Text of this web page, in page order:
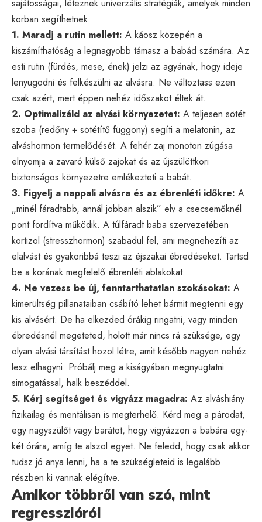
sajátosságai, léteznek univerzális stratégiák, amelyek minden
korban segíthetnek.
1. Maradj a rutin mellett: A káosz közepén a
kiszámíthatóság a legnagyobb támasz a babád számára. Az
esti rutin (fürdés, mese, ének) jelzi az agyának, hogy ideje
lenyugodni és felkészülni az alvásra. Ne változtass ezen
csak azért, mert éppen nehéz időszakot éltek át.
2. Optimalizáld az alvási környezetet: A teljesen sötét
szoba (redőny + sötétítő függöny) segíti a melatonin, az
alváshormon termelődését. A fehér zaj monoton zúgása
elnyomja a zavaró külső zajokat és az újszülöttkori
biztonságos környezetre emlékezteti a babát.
3. Figyelj a nappali alvásra és az ébrenléti időkre: A
„minél fáradtabb, annál jobban alszik” elv a csecsemőknél
pont fordítva működik. A túlfáradt baba szervezetében
kortizol (stresszhormon) szabadul fel, ami megnehezíti az
elalvást és gyakoribbá teszi az éjszakai ébredéseket. Tartsd
be a korának megfelelő ébrenléti ablakokat.
4. Ne vezess be új, fenntarthatatlan szokásokat: A
kimerültség pillanataiban csábító lehet bármit megtenni egy
kis alvásért. De ha elkezded órákig ringatni, vagy minden
ébredésnél megeteted, holott már nincs rá szüksége, egy
olyan alvási társítást hozol létre, amit később nagyon nehéz
lesz elhagyni. Próbálj meg a kiságyában megnyugtatni
simogatással, halk beszéddel.
5. Kérj segítséget és vigyázz magadra: Az alváshiány
fizikailag és mentálisan is megterhelő. Kérd meg a párodat,
egy nagyszülőt vagy barátot, hogy vigyázzon a babára egy-
két órára, amíg te alszol egyet. Ne feledd, hogy csak akkor
tudsz jó anya lenni, ha a te szükségleteid is legalább
részben ki vannak elégítve.
Amikor többről van szó, mint
regresszióról